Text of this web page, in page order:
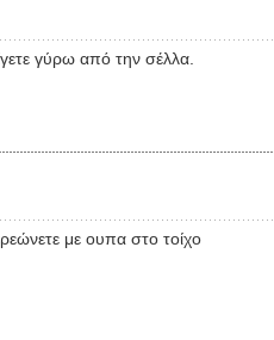
γύρω από την σέλλα.
με ουπα στο τοίχο